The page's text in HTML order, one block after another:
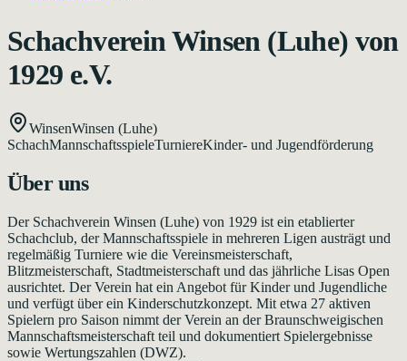
Schachverein Winsen (Luhe) von
1929 e.V.
WinsenWinsen (Luhe)
SchachMannschaftsspieleTurniereKinder- und Jugendförderung
Über uns
Der Schachverein Winsen (Luhe) von 1929 ist ein etablierter
Schachclub, der Mannschaftsspiele in mehreren Ligen austrägt und
regelmäßig Turniere wie die Vereinsmeisterschaft,
Blitzmeisterschaft, Stadtmeisterschaft und das jährliche Lisas Open
ausrichtet. Der Verein hat ein Angebot für Kinder und Jugendliche
und verfügt über ein Kinderschutzkonzept. Mit etwa 27 aktiven
Spielern pro Saison nimmt der Verein an der Braunschweigischen
Mannschaftsmeisterschaft teil und dokumentiert Spielergebnisse
sowie Wertungszahlen (DWZ).